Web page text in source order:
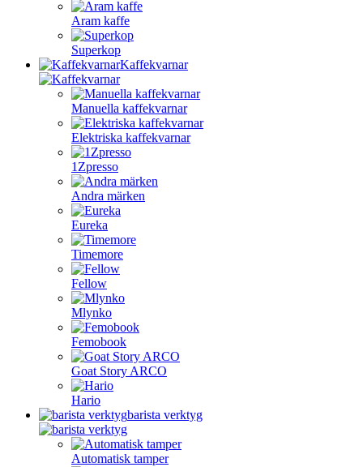
Aram kaffe
Superkop
Kaffekvarnar
Manuella kaffekvarnar
Elektriska kaffekvarnar
1Zpresso
Andra märken
Eureka
Timemore
Fellow
Mlynko
Femobook
Goat Story ARCO
Hario
barista verktyg
Automatisk tamper